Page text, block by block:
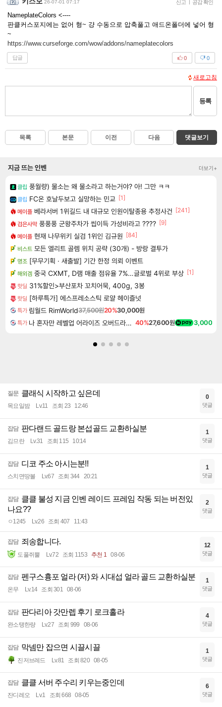
26-07-01 07:17 신고 | 공감 확인
NameplateColors <----
판클커스포지에는 없어 형~ 걍 수동으로 압축풀고 애드온폴더에 넣어 형
~
https://www.curseforge.com/wow/addons/nameplatecolors
답글 0
0
새로고침
등록
목록 본문 이전 다음 댓글보기
지금 뜨는 인벤 더보기+
클립 풍월량) 물소는 왜 물소라고 하는거야? 아! 그만 ㅋㅋ
클립 FC온 호날두보고 실망하는 민교 [1]
메이플 베라서버 1위길드 내 대규모 인원이탈종용 추정사건 [241]
검은사막 풍풍풍 군왕주차가 씹이득 가성비라고 ???? [9]
메이플 현재 나무위키 실검 1위인 김규원 [84]
비스트 모든 엘리트 골렘 위치 공략 (30개) - 방랑 결투가
명조 [무무기획 · 새출발] 기간 한정 의뢰 이벤트
해외겜 중국 CXMT, D램 매출 점유율 7%…글로벌 4위로 부상 [1]
핫딜 31%할인>부산포차 꼬치어묵, 400g, 3봉
핫딜 [하루특가] 에스프레소스틱 로얄 헤이즐넛
특가 림월드 RimWorld37,500원20%30,000원
특가 나 혼자만 레벨업 어라이즈 오버드라이브 Solo Leveling Arise 40%27,600원 3,000
질문 클래식 시작하고 싶은데
목요일밤 Lv.11 조회 23 12:46
0
댓글
잡담 판다랜드 골드랑 본섭골드 교환하실분
김므란 Lv.31 조회 115 10:14
1
댓글
잡담 디코 주소 아시는분!!
스치면땅볼 Lv.67 조회 344 20:21
1
댓글
잡담 클클 불성 지금 인벤 레이드 프레임 작동 되는 버전있
나요??
ㅇ1245 Lv.26 조회 407 11:43
2
댓글
잡담 죄송합니다.
도풀쥐뿔 Lv.72 조회 1153 추천 1 08-06
12
댓글
잡담 펜구스흉포 얼라 (저) 와 시대섭 얼라 골드 교환하실분
온무 Lv.14 조회 301 08-06
1
댓글
잡담 판다리아 갓만렙 후기 로크홀라
완소탱한량 Lv.27 조회 999 08-06
4
댓글
잡담 막넴만 잡으면 시끌시끌
진저브레드 Lv.81 조회 820 08-05
1
댓글
잡담 클클 서버 주수리 키우는중인데
잔디레오 Lv.1 조회 668 08-05
6
댓글